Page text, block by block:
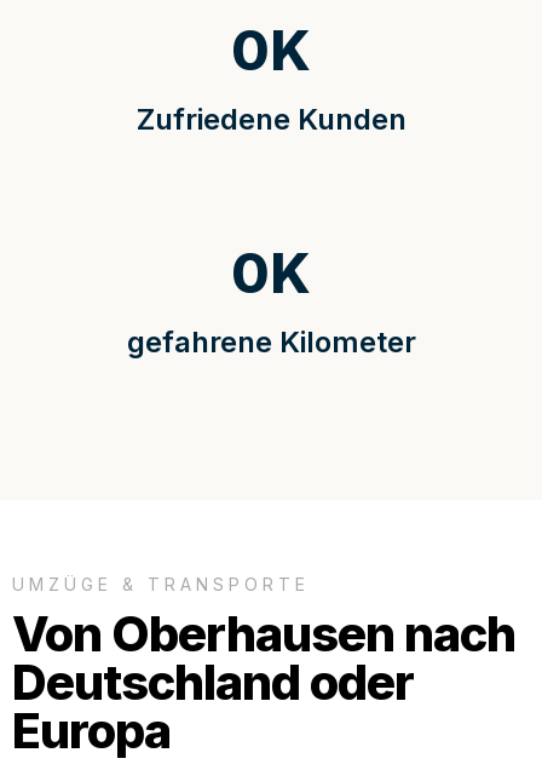
Zufriedene Kunden
0K
gefahrene Kilometer
0K
UMZÜGE & TRANSPORTE
Von Oberhausen nach
Deutschland oder
Europa